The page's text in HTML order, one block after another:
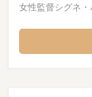
女性監督シグネ